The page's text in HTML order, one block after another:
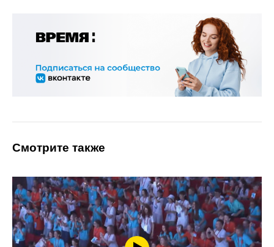
Смотрите также